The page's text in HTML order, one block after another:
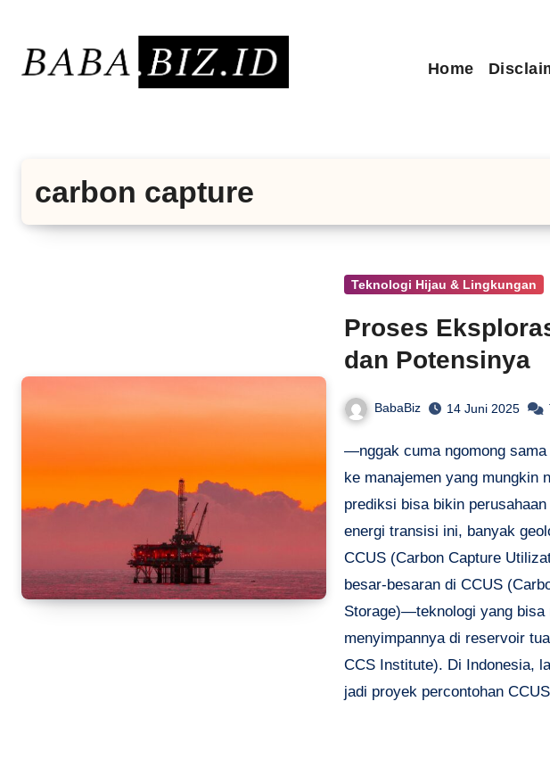
konten
Home
carbon capture
Teknologi Hijau & Lingkungan
Proses
dan Potensinya
BabaBiz 14 Juni 2025
—nggak cuma ngomong
ke manajemen yang mungkin
prediksi bisa bikin
energi transisi ini, banyak
CCUS (Carbon Capture
besar-besaran di CCUS
Storage)—teknologi yang bisa
menyimpannya di reservoir
CCS Institute). Di Indonesia,
jadi proyek percontohan